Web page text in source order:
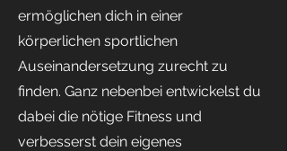
ermöglichen dich in einer
körperlichen sportlichen
Auseinandersetzung zurecht zu
finden. Ganz nebenbei entwickelst du
dabei die nötige Fitness und
verbesserst dein eigenes